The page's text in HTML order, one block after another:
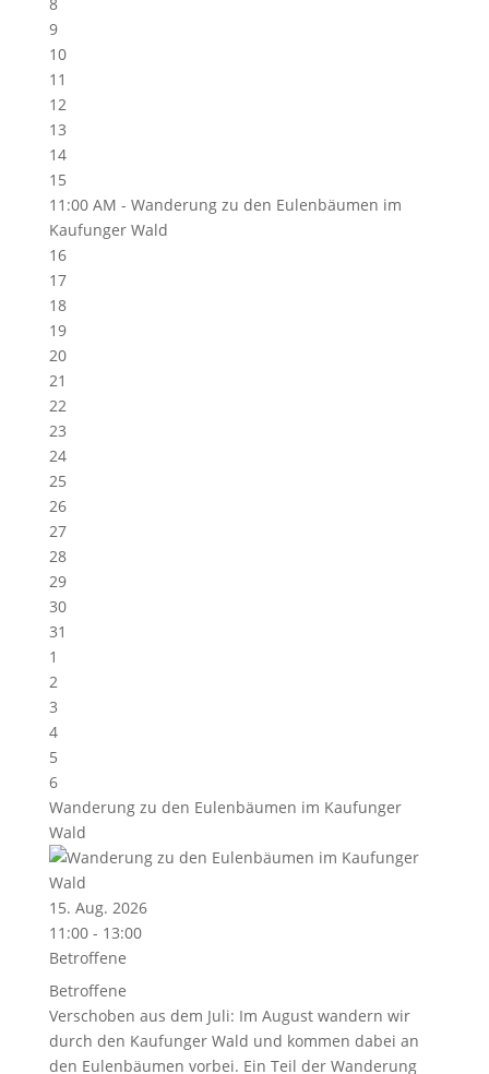
9
10
11
12
13
14
15
11:00 AM - Wanderung zu den Eulenbäumen im
Kaufunger Wald
16
17
18
19
20
21
22
23
24
25
26
27
28
29
30
31
1
2
3
4
5
6
Wanderung zu den Eulenbäumen im Kaufunger
Wald
15. Aug. 2026
11:00 - 13:00
Betroffene
Betroffene
Verschoben aus dem Juli: Im August wandern wir
durch den Kaufunger Wald und kommen dabei an
den Eulenbäumen vorbei. Ein Teil der Wanderung